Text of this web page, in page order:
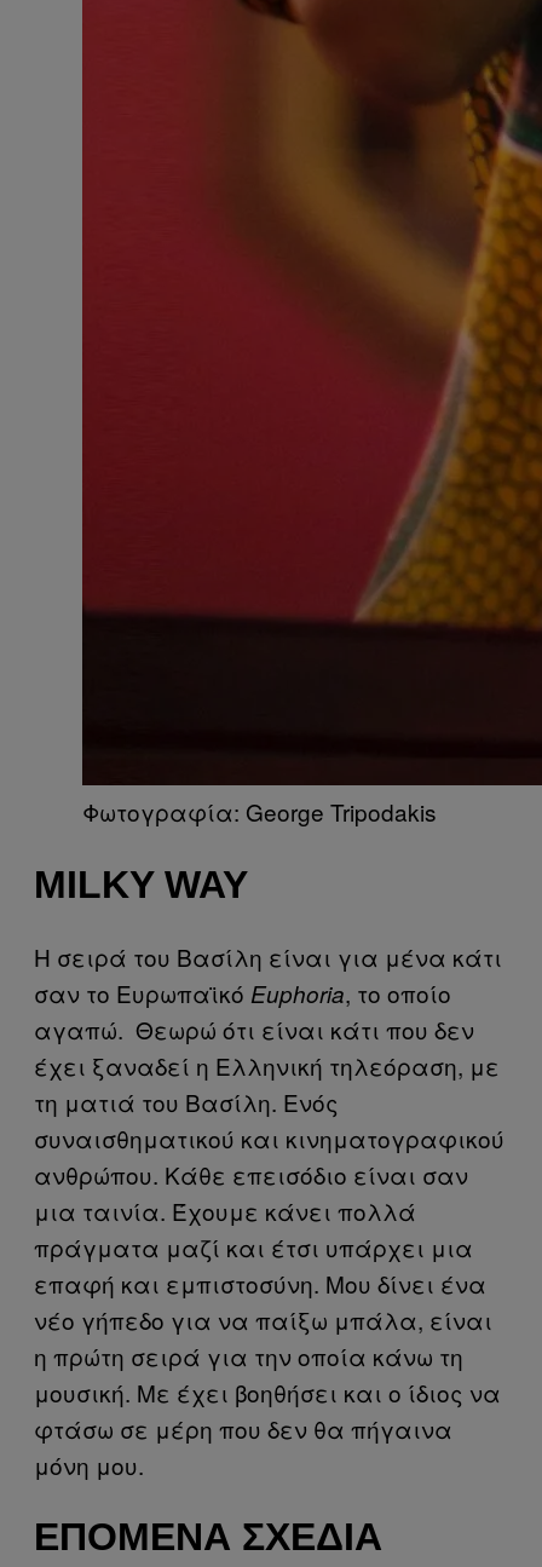
​Φωτογραφία: George Tripodakis
MILKY WAY
H σειρά του Βασίλη είναι για μένα κάτι
σαν το Ευρωπαϊκό Euphoria, το οποίο
αγαπώ. Θεωρώ ότι είναι κάτι που δεν
έχει ξαναδεί η Ελληνική τηλεόραση, με
τη ματιά του Βασίλη. Ενός
συναισθηματικού και κινηματογραφικού
ανθρώπου. Κάθε επεισόδιο είναι σαν
μια ταινία. Έχουμε κάνει πολλά
πράγματα μαζί και έτσι υπάρχει μια
επαφή και εμπιστοσύνη. Μου δίνει ένα
νέο γήπεδο για να παίξω μπάλα, είναι
η πρώτη σειρά για την οποία κάνω τη
μουσική. Με έχει βοηθήσει και ο ίδιος να
φτάσω σε μέρη που δεν θα πήγαινα
μόνη μου.
ΕΠΌΜΕΝΑ ΣΧΈΔΙΑ